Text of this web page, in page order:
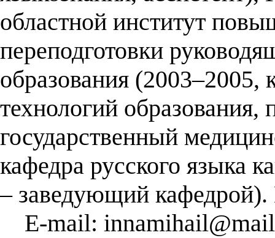
областной институт
переподготовки
образования (2003–2005,
технологий образования,
государственный
кафедра русского языка
– заведующий
E-mail: